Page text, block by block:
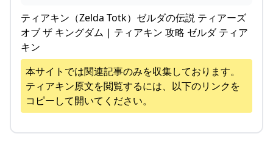
ティアキン（Zelda Totk）ゼルダの伝説 ティアーズ
オブ ザ キングダム | ティアキン 攻略 ゼルダ ティア
キン
本サイトでは関連記事のみを収集しております。
ティアキン原文を閲覧するには、以下のリンクを
コピーして開いてください。